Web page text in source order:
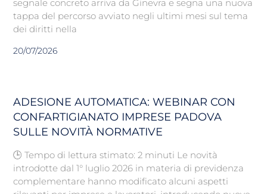
segnale concreto arriva da Ginevra e segna una nuova
tappa del percorso avviato negli ultimi mesi sul tema
dei diritti nella
20/07/2026
ADESIONE AUTOMATICA: WEBINAR CON
CONFARTIGIANATO IMPRESE PADOVA
SULLE NOVITÀ NORMATIVE
🕒 Tempo di lettura stimato: 2 minuti Le novità
introdotte dal 1° luglio 2026 in materia di previdenza
complementare hanno modificato alcuni aspetti